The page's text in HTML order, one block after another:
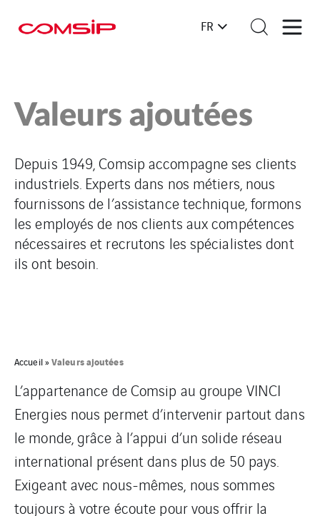
FR
Valeurs ajoutées
Depuis 1949, Comsip accompagne ses clients
industriels. Experts dans nos métiers, nous
fournissons de l’assistance technique, formons
les employés de nos clients aux compétences
nécessaires et recrutons les spécialistes dont
ils ont besoin.
Accueil»Valeurs ajoutées
L’appartenance de Comsip au groupe VINCI
Energies nous permet d’intervenir partout dans
le monde, grâce à l’appui d’un solide réseau
international présent dans plus de 50 pays.
Exigeant avec nous-mêmes, nous sommes
toujours à votre écoute pour vous offrir la